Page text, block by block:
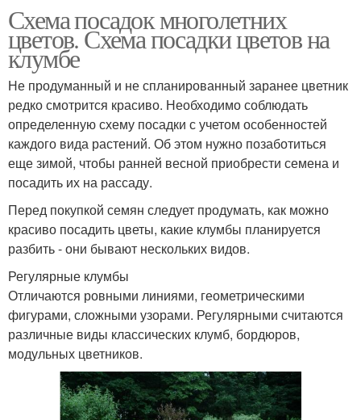
Схема посадок многолетних
цветов. Схема посадки цветов на
клумбе
Не продуманный и не спланированный заранее цветник
редко смотрится красиво. Необходимо соблюдать
определенную схему посадки с учетом особенностей
каждого вида растений. Об этом нужно позаботиться
еще зимой, чтобы ранней весной приобрести семена и
посадить их на рассаду.
Перед покупкой семян следует продумать, как можно
красиво посадить цветы, какие клумбы планируется
разбить - они бывают нескольких видов.
Регулярные клумбы
Отличаются ровными линиями, геометрическими
фигурами, сложными узорами. Регулярными считаются
различные виды классических клумб, бордюров,
модульных цветников.